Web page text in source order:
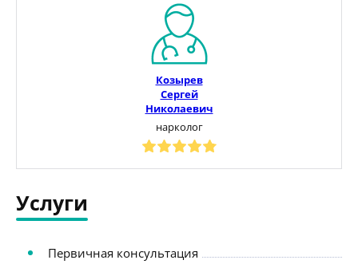
Козырев
Сергей
Николаевич
нарколог
Услуги
Первичная консультация